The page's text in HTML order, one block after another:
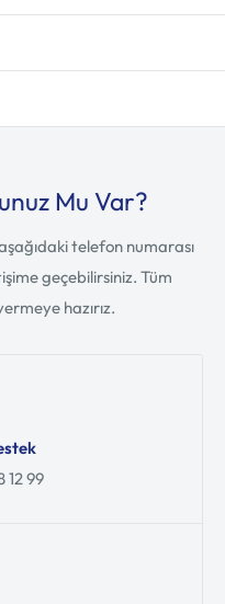
Mu Var?
telefon numarası
geçebilirsiniz. Tüm
hazırız.
12 99